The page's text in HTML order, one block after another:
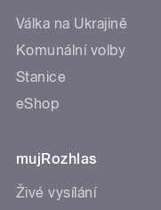
Válka na Ukrajině
Komunální volby
Stanice
eShop
mujRozhlas
Živé vysílání